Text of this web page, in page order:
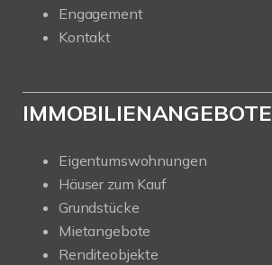
Engagement
Kontakt
IMMOBILIENANGEBOTE
Eigentumswohnungen
Häuser zum Kauf
Grundstücke
Mietangebote
Renditeobjekte